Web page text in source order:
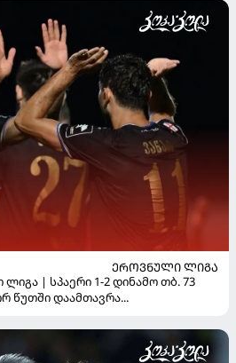
ᲔᲠᲝᲕᲜᲣᲚᲘ ᲚᲘᲒᲐ
| სპაერი 1-2 დინამო თბ. 73
წუთში დაამთავრა...